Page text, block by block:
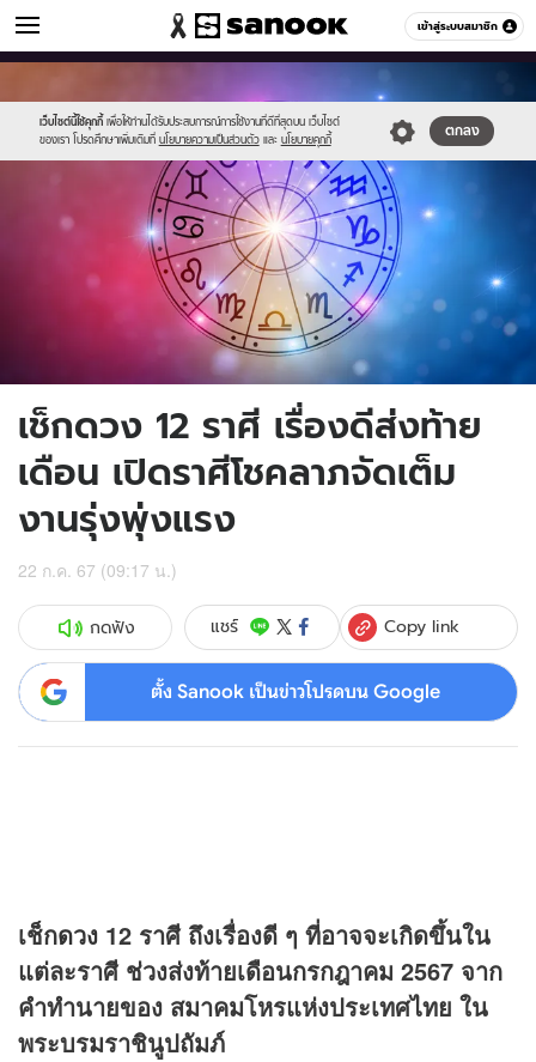
เข้าสู่ระบบสมาชิก
ดูดวง หมวดอื่นๆ
เว็บไซต์นี้ใช้คุกกี้ เพื่อให้ท่านได้รับประสบการณ์การใช้งานที่ดีที่สุดบน เว็บไซต์
ของเรา โปรดศึกษาเพิ่มเติมที่ นโยบายความเป็นส่วนตัว และ นโยบายคุกกี้
ตกลง
Sanook
//s.isanook.com/sr/0/images/logo-
new-
sanook.png
//s.isanook.com/ho/0/ud/56/284759/sanook_thumbnail_1200x720-
2.jpg
เช็กดวง 12 ราศี เรื่องดีส่งท้าย
เดือน เปิดราศีโชคลาภจัดเต็ม
งานรุ่งพุ่งแรง
22 ก.ค. 67 (09:17 น.)
กดฟัง แชร์ Copy link
ตั้ง Sanook เป็นข่าวโปรดบน Google
เช็กดวง 12 ราศี ถึงเรื่องดี ๆ ที่อาจจะเกิดขึ้นใน
แต่ละราศี ช่วงส่งท้ายเดือนกรกฎาคม 2567 จาก
คำทำนายของ สมาคมโหรแห่งประเทศไทย ใน
พระบรมราชินูปถัมภ์